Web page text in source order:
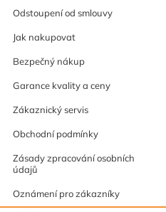
Odstoupení od smlouvy
Jak nakupovat
Bezpečný nákup
Garance kvality a ceny
Zákaznický servis
Obchodní podmínky
Zásady zpracování osobních
údajů
Oznámení pro zákazníky